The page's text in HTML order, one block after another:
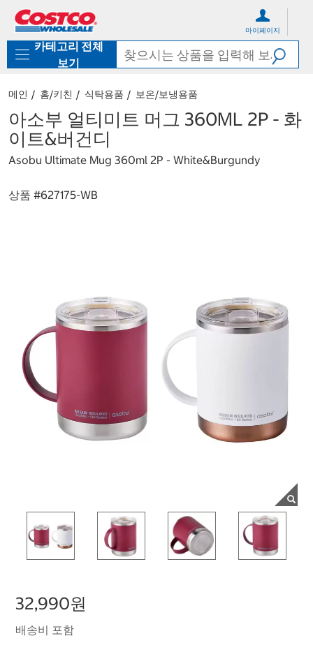
로
기
가
마이페이지
카테고리 전체
보기
메인 홈/키친 식탁용품 보온/보냉용품
아소부 얼티미트 머그 360ML 2P - 화
이트&버건디
Asobu Ultimate Mug 360ml 2P - White&Burgundy
상품 #627175-WB
32,990원
배송비 포함